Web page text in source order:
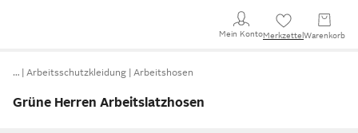
Mein KontoMerkzettel Warenkorb
… Arbeitsschutzkleidung Arbeitshosen
Grüne Herren Arbeitslatzhosen